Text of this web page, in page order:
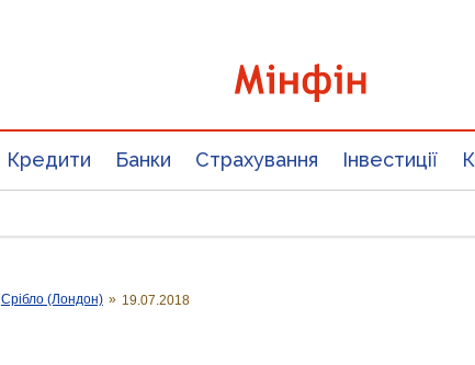
Кредити Банки Страхування Інвестиції
Срібло (Лондон) » 19.07.2018